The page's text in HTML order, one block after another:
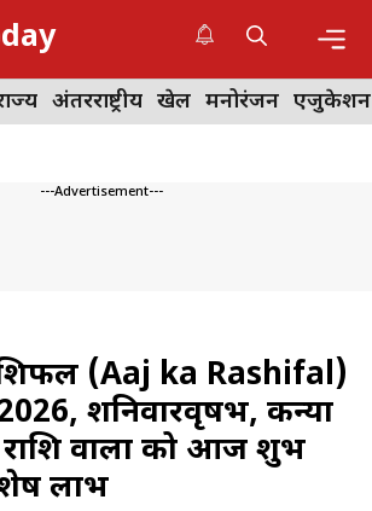
अंतरराष्ट्रीय खेल मनोरंजन एजुकेशन
---Advertisement---
(Aaj ka Rashifal)
शनिवारवृषभ, कन्या
वालों को आज शुभ
लाभ